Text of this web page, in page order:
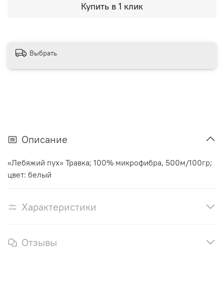
Купить в 1 клик
Выбрать
Описание
«Лебяжий пух» Травка; 100% микрофибра, 500м/100гр;
цвет: белый
Характеристики
Отзывы